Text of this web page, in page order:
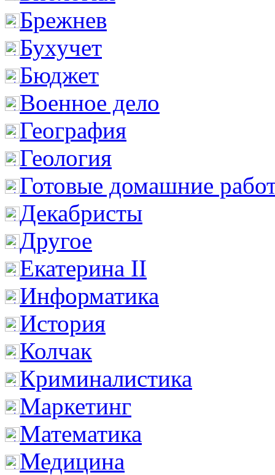
Брежнев
Бухучет
Бюджет
Военное дело
География
Геология
Готовые домашние
Декабристы
Другое
Екатерина II
Информатика
История
Колчак
Криминалистика
Маркетинг
Математика
Медицина